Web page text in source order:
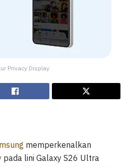
Privacy Display
memperkenalkan
pada lini Galaxy S26 Ultra